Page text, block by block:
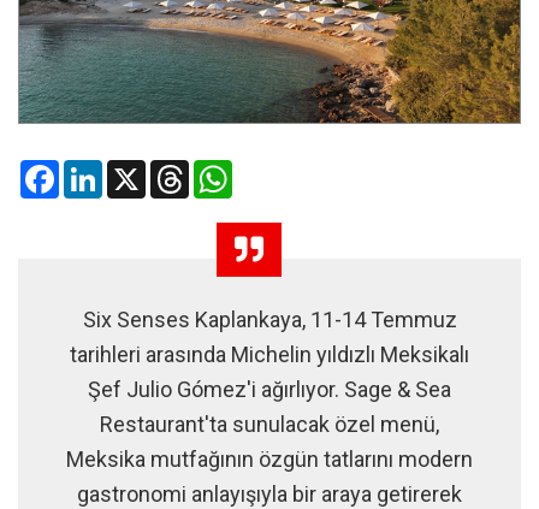
FacebookLinkedIn
X Threads
Six Senses Kaplankaya, 11-14 Temmuz
tarihleri arasında Michelin yıldızlı Meksikalı
Şef Julio Gómez'i ağırlıyor. Sage & Sea
Restaurant'ta sunulacak özel menü,
Meksika mutfağının özgün tatlarını modern
gastronomi anlayışıyla bir araya getirerek